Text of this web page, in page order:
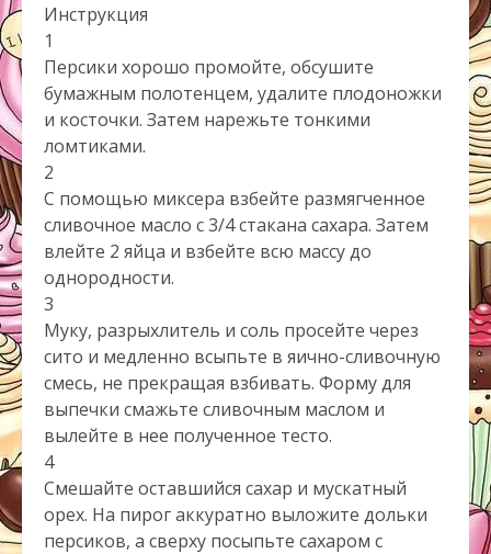
Инструкция
1
Персики хорошо промойте, обсушите
бумажным полотенцем, удалите плодоножки
и косточки. Затем нарежьте тонкими
ломтиками.
2
С помощью миксера взбейте размягченное
сливочное масло с 3/4 стакана сахара. Затем
влейте 2 яйца и взбейте всю массу до
однородности.
3
Муку, разрыхлитель и соль просейте через
сито и медленно всыпьте в яично-сливочную
смесь, не прекращая взбивать. Форму для
выпечки смажьте сливочным маслом и
вылейте в нее полученное тесто.
4
Смешайте оставшийся сахар и мускатный
орех. На пирог аккуратно выложите дольки
персиков, а сверху посыпьте сахаром с